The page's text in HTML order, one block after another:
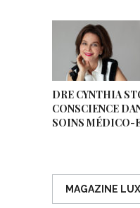
DRE CYNTHIA
CONSCIENCE
SOINS MÉDICO-
MAGAZINE